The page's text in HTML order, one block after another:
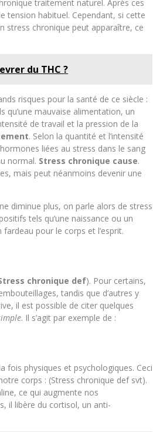
traitement naturel. Après ces
tension habituel. Cependant, si cette
stress chronique peut apparaître, ce
du THC ?
risques pour la santé de ce siècle :
qu’une mauvaise alimentation, un
de travail et la pression de la
. Selon la quantité et l’intensité
liées au stress dans le sang
normal. Stress chronique cause.
mais peut néanmoins devenir une
diminue plus, on parle alors de stress
tels qu’une naissance ou un
pour le corps et l’esprit.
chronique def). Pour certains,
tandis que d’autres y
il est possible de citer quelques
. Il s’agit par exemple de :
fois physiques et psychologiques. Ceci
corps : (Stress chronique def svt).
ce qui augmente nos
il libère du cortisol, un anti-